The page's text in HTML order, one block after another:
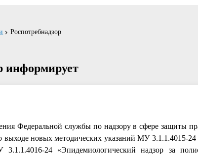
Роспотребнадзор
информирует
Федеральной службы по надзору в сфере защиты
новых методических указаний МУ 3.1.1.4015-
24 «Эпидемиологический надзор за